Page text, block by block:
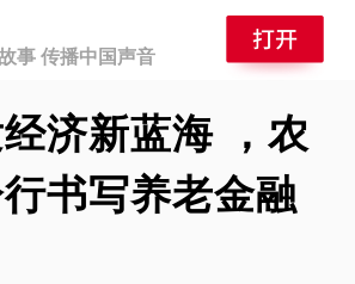
事 传播中国声音
济新蓝海 ，农
书写养老金融